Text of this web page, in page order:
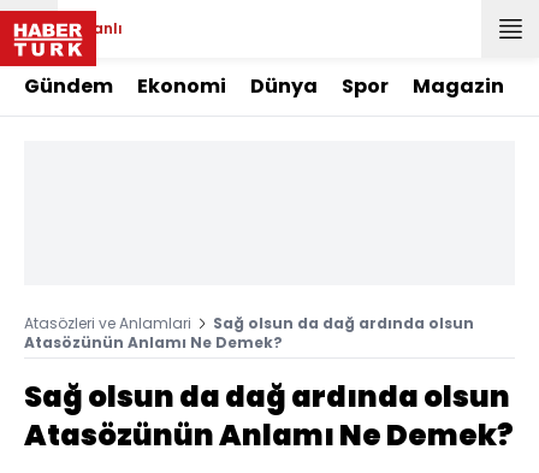
Canlı
Gündem Ekonomi Dünya Spor Magazin
Atasözleri ve Anlamlari
Sağ olsun da dağ ardında olsun
Atasözünün Anlamı Ne Demek?
Sağ olsun da dağ ardında olsun
Atasözünün Anlamı Ne Demek?